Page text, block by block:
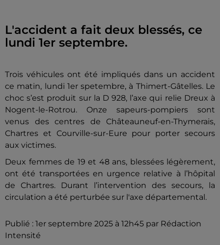
L'accident a fait deux blessés, ce
lundi 1er septembre.
Trois véhicules ont été impliqués dans un accident
ce matin, lundi 1er spetembre, à Thimert-Gâtelles. Le
choc s’est produit sur la D 928, l’axe qui relie Dreux à
Nogent-le-Rotrou. Onze sapeurs-pompiers sont
venus des centres de Châteauneuf-en-Thymerais,
Chartres et Courville-sur-Eure pour porter secours
aux victimes.
Deux femmes de 19 et 48 ans, blessées légèrement,
ont été transportées en urgence relative à l’hôpital
de Chartres. Durant l’intervention des secours, la
circulation a été perturbée sur l'axe départemental.
Publié : 1er septembre 2025 à 12h45 par Rédaction
Intensité